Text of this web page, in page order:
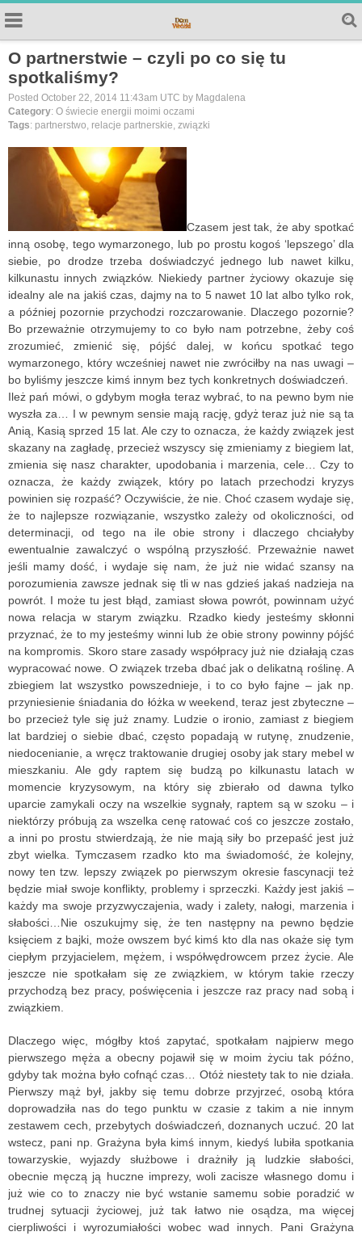
O partnerstwie – czyli po co się tu
spotkaliśmy?
Posted October 22, 2014 11:43am UTC by Magdalena
Category: O świecie energii moimi oczami
Tags: partnerstwo, relacje partnerskie, związki
Czasem jest tak, że aby spotkać
inną osobę, tego wymarzonego, lub po prostu kogoś ‘lepszego’ dla
siebie, po drodze trzeba doświadczyć jednego lub nawet kilku,
kilkunastu innych związków. Niekiedy partner życiowy okazuje się
idealny ale na jakiś czas, dajmy na to 5 nawet 10 lat albo tylko rok,
a później pozornie przychodzi rozczarowanie. Dlaczego pozornie?
Bo przeważnie otrzymujemy to co było nam potrzebne, żeby coś
zrozumieć, zmienić się, pójść dalej, w końcu spotkać tego
wymarzonego, który wcześniej nawet nie zwróciłby na nas uwagi –
bo byliśmy jeszcze kimś innym bez tych konkretnych doświadczeń.
Ileż pań mówi, o gdybym mogła teraz wybrać, to na pewno bym nie
wyszła za… I w pewnym sensie mają rację, gdyż teraz już nie są ta
Anią, Kasią sprzed 15 lat. Ale czy to oznacza, że każdy związek jest
skazany na zagładę, przecież wszyscy się zmieniamy z biegiem lat,
zmienia się nasz charakter, upodobania i marzenia, cele… Czy to
oznacza, że każdy związek, który po latach przechodzi kryzys
powinien się rozpaść? Oczywiście, że nie. Choć czasem wydaje się,
że to najlepsze rozwiązanie, wszystko zależy od okoliczności, od
determinacji, od tego na ile obie strony i dlaczego chciałyby
ewentualnie zawalczyć o wspólną przyszłość. Przeważnie nawet
jeśli mamy dość, i wydaje się nam, że już nie widać szansy na
porozumienia zawsze jednak się tli w nas gdzieś jakaś nadzieja na
powrót. I może tu jest błąd, zamiast słowa powrót, powinnam użyć
nowa relacja w starym związku. Rzadko kiedy jesteśmy skłonni
przyznać, że to my jesteśmy winni lub że obie strony powinny pójść
na kompromis. Skoro stare zasady współpracy już nie działają czas
wypracować nowe. O związek trzeba dbać jak o delikatną roślinę. A
zbiegiem lat wszystko powszednieje, i to co było fajne – jak np.
przyniesienie śniadania do łóżka w weekend, teraz jest zbyteczne –
bo przecież tyle się już znamy. Ludzie o ironio, zamiast z biegiem
lat bardziej o siebie dbać, często popadają w rutynę, znudzenie,
niedocenianie, a wręcz traktowanie drugiej osoby jak stary mebel w
mieszkaniu. Ale gdy raptem się budzą po kilkunastu latach w
momencie kryzysowym, na który się zbierało od dawna tylko
uparcie zamykali oczy na wszelkie sygnały, raptem są w szoku – i
niektórzy próbują za wszelka cenę ratować coś co jeszcze zostało,
a inni po prostu stwierdzają, że nie mają siły bo przepaść jest już
zbyt wielka. Tymczasem rzadko kto ma świadomość, że kolejny,
nowy ten tzw. lepszy związek po pierwszym okresie fascynacji też
będzie miał swoje konflikty, problemy i sprzeczki. Każdy jest jakiś –
każdy ma swoje przyzwyczajenia, wady i zalety, nałogi, marzenia i
słabości…Nie oszukujmy się, że ten następny na pewno będzie
księciem z bajki, może owszem być kimś kto dla nas okaże się tym
ciepłym przyjacielem, mężem, i współwędrowcem przez życie. Ale
jeszcze nie spotkałam się ze związkiem, w którym takie rzeczy
przychodzą bez pracy, poświęcenia i jeszcze raz pracy nad sobą i
związkiem.
Dlaczego więc, mógłby ktoś zapytać, spotkałam najpierw mego
pierwszego męża a obecny pojawił się w moim życiu tak późno,
gdyby tak można było cofnąć czas… Otóż niestety tak to nie działa.
Pierwszy mąż był, jakby się temu dobrze przyjrzeć, osobą która
doprowadziła nas do tego punktu w czasie z takim a nie innym
zestawem cech, przebytych doświadczeń, doznanych uczuć. 20 lat
wstecz, pani np. Grażyna była kimś innym, kiedyś lubiła spotkania
towarzyskie, wyjazdy służbowe i drażniły ją ludzkie słabości,
obecnie męczą ją huczne imprezy, woli zacisze własnego domu i
już wie co to znaczy nie być wstanie samemu sobie poradzić w
trudnej sytuacji życiowej, już tak łatwo nie osądza, ma więcej
cierpliwości i wyrozumiałości wobec wad innych. Pani Grażyna